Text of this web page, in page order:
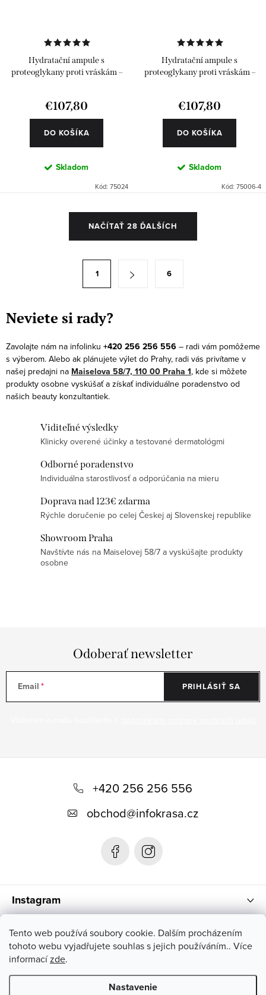
Tento web používá soubory cookie. Dalším procházením
tohoto webu vyjadřujete souhlas s jejich používáním.. Více
informacízde.
Nastavenie
Hydratační ampule s
proteoglykany proti vráskám –
€107,80
DO KOŠÍKA
Skladom
Kód: 75024
Hydratační ampule s
proteoglykany proti vráskám –
€107,80
DO KOŠÍKA
Skladom
Kód: 75006-4
c
i
e
p
r
v
k
NAČÍTAŤ 28 ĎALŠÍCH
á
k
o
v
a
1 6
Neviete si rady?
Zavolajte nám na infolinku +420 256 256 556 – radi vám pomôžeme
s výberom. Alebo ak plánujete výlet do Prahy, radi vás privítame v
našej predajni na Maiselova 58/7, 110 00 Praha 1, kde si môžete
produkty osobne vyskúšať a získať individuálne poradenstvo od
našich beauty konzultantiek.
Viditeľné výsledky
Klinicky overené účinky a testované dermatológmi
Odborné poradenstvo
Individuálna starostlivosť a odporúčania na mieru
Doprava nad 123€ zdarma
Rýchle doručenie po celej Českej aj Slovenskej republike
Showroom Praha
Navštívte nás na Maiselovej 58/7 a vyskúšajte produkty
osobne
Odoberať newsletter
Email PRIHLÁSIŤ SA
Instagram
+420 256 256 556
obchod@infokrasa.cz
Informácie pre vás